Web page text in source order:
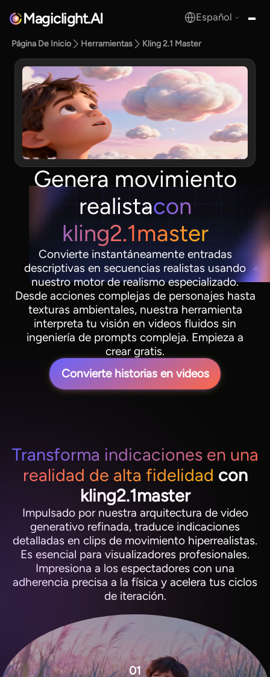
Magiclight.AI Español
Página De Inicio Herramientas Kling 2.1 Master
Genera movimiento
realistacon
kling2.1master
Convierte instantáneamente entradas
descriptivas en secuencias realistas usando
nuestro motor de realismo especializado.
Desde acciones complejas de personajes hasta
texturas ambientales, nuestra herramienta
interpreta tu visión en videos fluidos sin
ingeniería de prompts compleja. Empieza a
crear gratis.
Convierte historias en videos
Transforma indicaciones en una
realidad de alta fidelidad con
kling2.1master
Impulsado por nuestra arquitectura de video
generativo refinada, traduce indicaciones
detalladas en clips de movimiento hiperrealistas.
Es esencial para visualizadores profesionales.
Impresiona a los espectadores con una
adherencia precisa a la física y acelera tus ciclos
de iteración.
01